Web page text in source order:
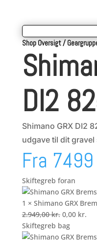
Geargrupper
Komponenter
Tilbehør
Wattmålere
Shop Oversigt/
DI2
Shimano GRX DI2
udgave til dit gravel
Fra 7499
Skiftegreb foran
1 × Shimano GRX
2.949,00kr. Den
oprindelige
pris
0,00 kr.Den
Skiftegreb bag